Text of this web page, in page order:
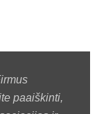
paaiškinti,